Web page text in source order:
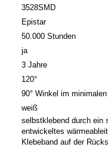
3528SMD
Epistar
50.000 Stunden
ja
3 Jahre
120°
90° Winkel im
weiß
selbstklebend durch ein
entwickeltes
Klebeband auf der